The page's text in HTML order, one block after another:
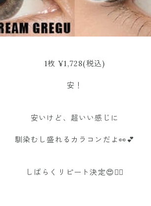
1枚 ¥1,728(税込)
安！
安いけど、超いい感じに
馴染むし盛れるカラコンだよ👀💕
しばらくリピート決定😍✌🏽